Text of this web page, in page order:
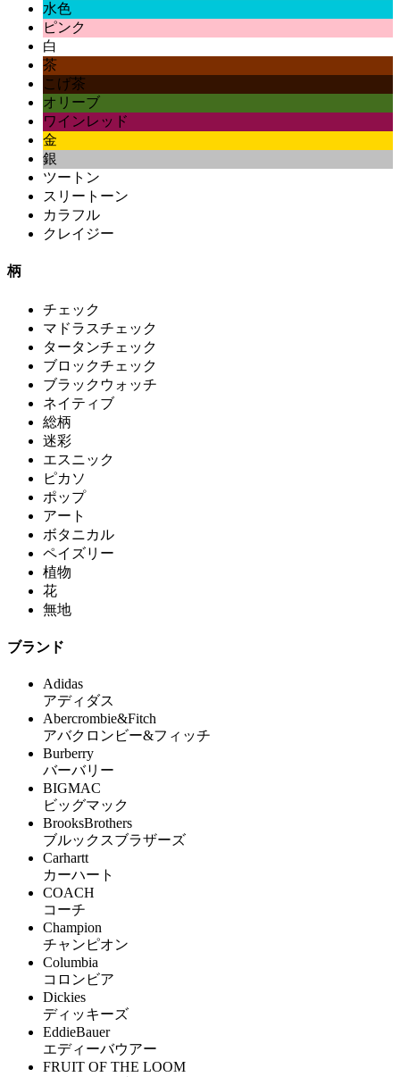
水色
ピンク
白
茶
こげ茶
オリーブ
ワインレッド
金
銀
ツートン
スリートーン
カラフル
クレイジー
柄
チェック
マドラスチェック
タータンチェック
ブロックチェック
ブラックウォッチ
ネイティブ
総柄
迷彩
エスニック
ピカソ
ポップ
アート
ボタニカル
ペイズリー
植物
花
無地
ブランド
Adidas
アディダス
Abercrombie&Fitch
アバクロンビー&フィッチ
Burberry
バーバリー
BIGMAC
ビッグマック
BrooksBrothers
ブルックスブラザーズ
Carhartt
カーハート
COACH
コーチ
Champion
チャンピオン
Columbia
コロンビア
Dickies
ディッキーズ
EddieBauer
エディーバウアー
FRUIT OF THE LOOM